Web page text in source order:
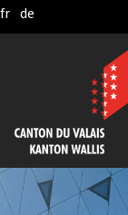
Skip to Main Content
fr de